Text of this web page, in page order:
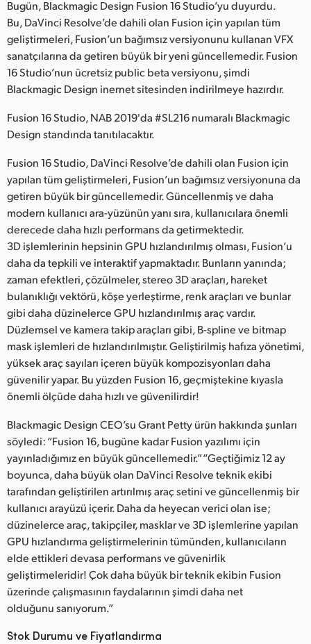
India
Italy
Japan
Korea
Malaysia
Netherlands
New Zealand
Norway
Poland
Portugal
Singapore
South Africa
Spain
Sweden
Chinese Taipei
Turkey
UAE
United Kingdom
Bugün, Blackmagic Design Fusion 16 Studio’yu duyurdu.
Bu, DaVinci Resolve’de dahili olan Fusion için yapılan tüm
geliştirmeleri, Fusion’un bağımsız versiyonunu kullanan VFX
sanatçılarına da getiren büyük bir yeni güncellemedir. Fusion
16 Studio’nun ücretsiz public beta versiyonu, şimdi
Blackmagic Design inernet sitesinden indirilmeye hazırdır.
Fusion 16 Studio, NAB 2019'da #SL216 numaralı Blackmagic
Design standında tanıtılacaktır.
Fusion 16 Studio, DaVinci Resolve’de dahili olan Fusion için
yapılan tüm geliştirmeleri, Fusion’un bağımsız versiyonuna da
getiren büyük bir güncellemedir. Güncellenmiş ve daha
modern kullanıcı ara-yüzünün yanı sıra, kullanıcılara önemli
derecede daha hızlı performans da getirmektedir.
3D işlemlerinin hepsinin GPU hızlandırılmış olması, Fusion’u
daha da tepkili ve interaktif yapmaktadır. Bunların yanında;
zaman efektleri, çözülmeler, stereo 3D araçları, hareket
bulanıklığı vektörü, köşe yerleştirme, renk araçları ve bunlar
gibi daha düzinelerce GPU hızlandırılmış araç vardır.
Düzlemsel ve kamera takip araçları gibi, B-spline ve bitmap
mask işlemleri de hızlandırılmıştır. Geliştirilmiş hafıza yönetimi,
yüksek araç sayıları içeren büyük kompozisyonları daha
güvenilir yapar. Bu yüzden Fusion 16, geçmiştekine kıyasla
önemli ölçüde daha hızlı ve güvenilirdir!
Blackmagic Design CEO’su Grant Petty ürün hakkında şunları
söyledi: “Fusion 16, bugüne kadar Fusion yazılımı için
yayınladığımız en büyük güncellemedir.” “Geçtiğimiz 12 ay
boyunca, daha büyük olan DaVinci Resolve teknik ekibi
tarafından geliştirilen artırılmış araç setini ve güncellenmiş bir
kullanıcı arayüzü içerir. Daha da heyecan verici olan ise;
düzinelerce araç, takipçiler, masklar ve 3D işlemlerine yapılan
GPU hızlandırma geliştirmelerinin tümünden, kullanıcıların
elde ettikleri devasa performans ve güvenirlik
geliştirmeleridir! Çok daha büyük bir teknik ekibin Fusion
üzerinde çalışmasının faydalarının şimdi daha net
olduğunu sanıyorum.”
Stok Durumu ve Fiyatlandırma